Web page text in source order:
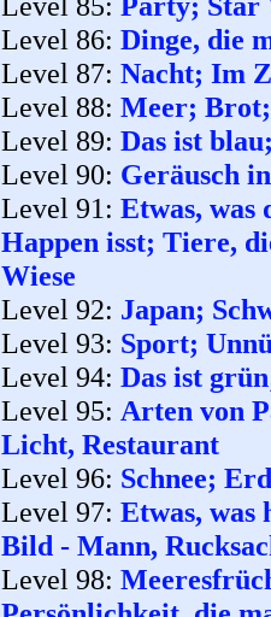
Level 86: Dinge, die
Level 87: Nacht; Im
Level 88: Meer; Brot;
Level 89: Das ist
Level 90: Geräusch
Level 91: Etwas, was
Happen isst; Tiere,
Wiese
Level 92: Japan;
Level 93: Sport;
Level 94: Das ist
Level 95: Arten von
Licht, Restaurant
Level 96: Schnee;
Level 97: Etwas, was
Bild - Mann,
Level 98: